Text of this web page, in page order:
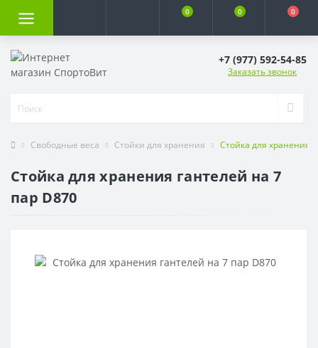
0 0 0
+7 (977) 592-54-85
Заказать звонок
Свободные веса Стойки для хранения Стойка для хранения
Стойка для хранения гантелей на 7
пар D870